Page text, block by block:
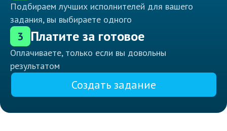
Подбираем лучших исполнителей для вашего
задания, вы выбираете одного
3 Платите за готовое
Оплачиваете, только если вы довольны
результатом
Создать задание